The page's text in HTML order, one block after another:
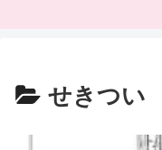
せきつい